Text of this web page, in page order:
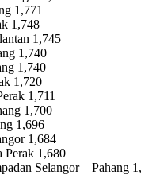
1,771
1,748
1,745
1,740
1,740
1,720
1,711
1,700
1,696
1,684
Perak 1,680
Selangor – Pahang